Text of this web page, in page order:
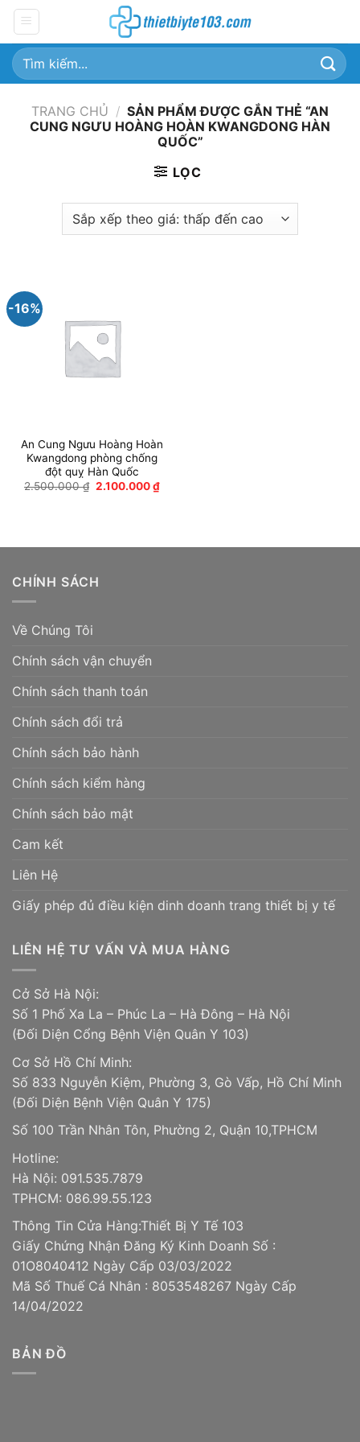
Chuyển
đến
nội
dung
Tìm
kiếm:
TRANG CHỦ / SẢN PHẨM ĐƯỢC GẮN THẺ “AN
CUNG NGƯU HOÀNG HOÀN KWANGDONG HÀN
QUỐC”
LỌC
-16%
An Cung Ngưu Hoàng Hoàn
Kwangdong phòng chống
đột quỵ Hàn Quốc
2.500.000₫ Giá
2.100.000₫Giá
CHÍNH SÁCH
Về Chúng Tôi
Chính sách vận chuyển
Chính sách thanh toán
Chính sách đổi trả
Chính sách bảo hành
Chính sách kiểm hàng
Chính sách bảo mật
Cam kết
Liên Hệ
Giấy phép đủ điều kiện dinh doanh trang thiết bị y tế
LIÊN HỆ TƯ VẤN VÀ MUA HÀNG
Cở Sở Hà Nội:
Số 1 Phố Xa La – Phúc La – Hà Đông – Hà Nội
(Đối Diện Cổng Bệnh Viện Quân Y 103)
Cơ Sở Hồ Chí Minh:
Số 833 Nguyễn Kiệm, Phường 3, Gò Vấp, Hồ Chí Minh
(Đối Diện Bệnh Viện Quân Y 175)
Số 100 Trần Nhân Tôn, Phường 2, Quận 10,TPHCM
Hotline:
Hà Nội: 091.535.7879
TPHCM: 086.99.55.123
Thông Tin Cửa Hàng:Thiết Bị Y Tế 103
Giấy Chứng Nhận Đăng Ký Kinh Doanh Số :
01O8040412 Ngày Cấp 03/03/2022
Mã Số Thuế Cá Nhân : 8053548267 Ngày Cấp
14/04/2022
BẢN ĐỒ